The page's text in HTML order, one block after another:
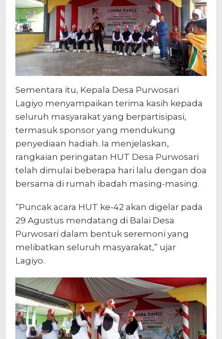
Sementara itu, Kepala Desa Purwosari
Lagiyo menyampaikan terima kasih kepada
seluruh masyarakat yang berpartisipasi,
termasuk sponsor yang mendukung
penyediaan hadiah. Ia menjelaskan,
rangkaian peringatan HUT Desa Purwosari
telah dimulai beberapa hari lalu dengan doa
bersama di rumah ibadah masing-masing.
“Puncak acara HUT ke-42 akan digelar pada
29 Agustus mendatang di Balai Desa
Purwosari dalam bentuk seremoni yang
melibatkan seluruh masyarakat,” ujar
Lagiyo.